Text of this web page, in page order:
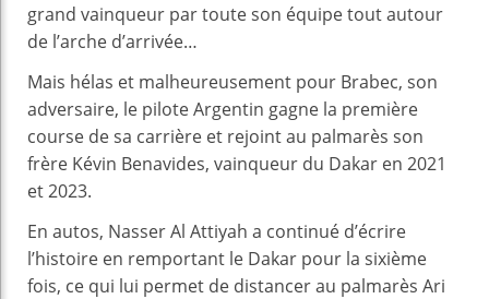
grand vainqueur par toute son équipe tout autour
de l’arche d’arrivée…
Mais hélas et malheureusement pour Brabec, son
adversaire, le pilote Argentin gagne la première
course de sa carrière et rejoint au palmarès son
frère Kévin Benavides, vainqueur du Dakar en 2021
et 2023.
En autos, Nasser Al Attiyah a continué d’écrire
l’histoire en remportant le Dakar pour la sixième
fois, ce qui lui permet de distancer au palmarès Ari